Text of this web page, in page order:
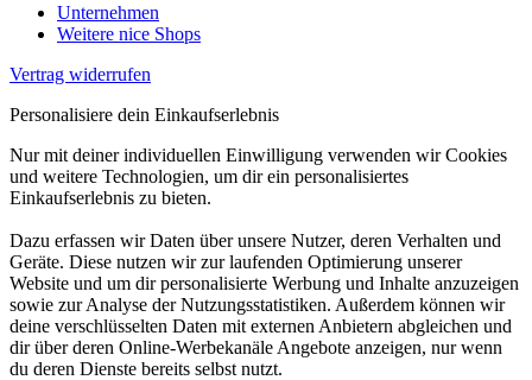
Unternehmen
Weitere nice Shops
Vertrag widerrufen
Personalisiere dein Einkaufserlebnis
Nur mit deiner individuellen Einwilligung verwenden wir Cookies
und weitere Technologien, um dir ein personalisiertes
Einkaufserlebnis zu bieten.
Dazu erfassen wir Daten über unsere Nutzer, deren Verhalten und
Geräte. Diese nutzen wir zur laufenden Optimierung unserer
Website und um dir personalisierte Werbung und Inhalte anzuzeigen
sowie zur Analyse der Nutzungsstatistiken. Außerdem können wir
deine verschlüsselten Daten mit externen Anbietern abgleichen und
dir über deren Online-Werbekanäle Angebote anzeigen, nur wenn
du deren Dienste bereits selbst nutzt.